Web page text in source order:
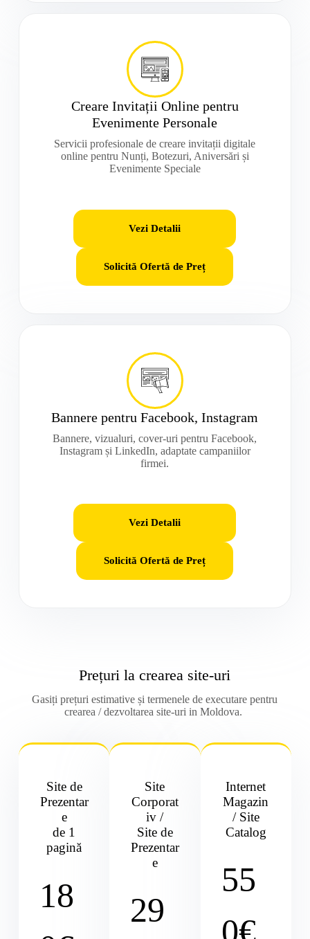
Creare Invitații Online pentru
Evenimente Personale
Servicii profesionale de creare invitații digitale
online pentru Nunți, Botezuri, Aniversări și
Evenimente Speciale
Vezi Detalii
Solicită Ofertă de Preț
Bannere pentru Facebook, Instagram
Bannere, vizualuri, cover-uri pentru Facebook,
Instagram și LinkedIn, adaptate campaniilor
firmei.
Vezi Detalii
Solicită Ofertă de Preț
Prețuri la crearea site-uri
Gasiți prețuri estimative și termenele de executare pentru
crearea / dezvoltarea site-uri in Moldova.
Site de
Prezentar
e
de 1
pagină
18
Site
Corporat
iv /
Site de
Prezentar
e
29
Internet
Magazin
/ Site
Catalog
55